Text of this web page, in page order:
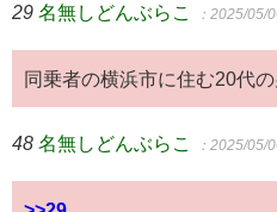
29 名無しどんぶらこ ：2025/05/
同乗者の横浜市に住む20代
48 名無しどんぶらこ ：2025/05/